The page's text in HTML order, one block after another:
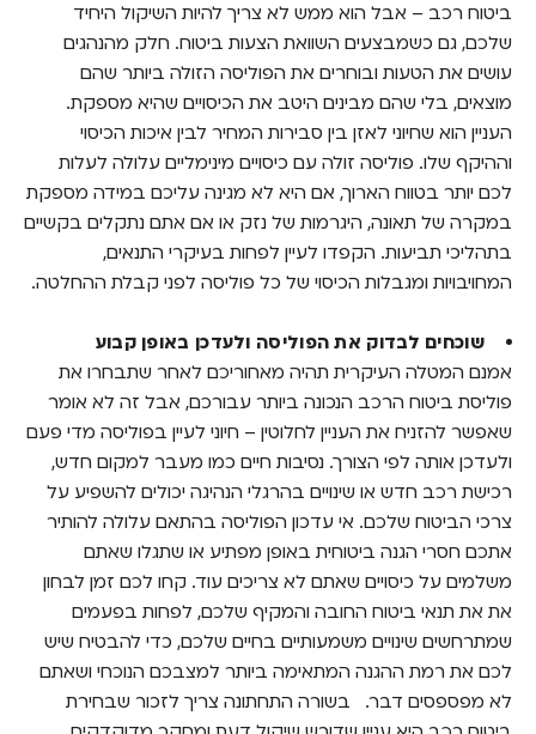
ביטוח רכב – אבל הוא ממש לא צריך להיות השיקול היחיד
שלכם, גם כשמבצעים השוואת הצעות ביטוח. חלק מהנהגים
עושים את הטעות ובוחרים את הפוליסה הזולה ביותר שהם
מוצאים, בלי שהם מבינים היטב את הכיסויים שהיא מספקת.
העניין הוא שחיוני לאזן בין סבירות המחיר לבין איכות הכיסוי
וההיקף שלו. פוליסה זולה עם כיסויים מינימליים עלולה לעלות
לכם יותר בטווח הארוך, אם היא לא מגינה עליכם במידה מספקת
במקרה של תאונה, היגרמות של נזק או אם אתם נתקלים בקשיים
בתהליכי תביעות. הקפדו לעיין לפחות בעיקרי התנאים,
המחויבויות ומגבלות הכיסוי של כל פוליסה לפני קבלת ההחלטה.
שוכחים לבדוק את הפוליסה ולעדכן באופן קבוע
אמנם המטלה העיקרית תהיה מאחוריכם לאחר שתבחרו את
פוליסת ביטוח הרכב הנכונה ביותר עבורכם, אבל זה לא אומר
שאפשר להזניח את העניין לחלוטין – חיוני לעיין בפוליסה מדי פעם
ולעדכן אותה לפי הצורך. נסיבות חיים כמו מעבר למקום חדש,
רכישת רכב חדש או שינויים בהרגלי הנהיגה יכולים להשפיע על
צרכי הביטוח שלכם. אי עדכון הפוליסה בהתאם עלולה להותיר
אתכם חסרי הגנה ביטוחית באופן מפתיע או שתגלו שאתם
משלמים על כיסויים שאתם לא צריכים עוד. קחו לכם זמן לבחון
את את תנאי ביטוח החובה והמקיף שלכם, לפחות בפעמים
שמתרחשים שינויים משמעותיים בחיים שלכם, כדי להבטיח שיש
לכם את רמת ההגנה המתאימה ביותר למצבכם הנוכחי ושאתם
לא מפספסים דבר.
בשורה התחתונה צריך לזכור שבחירת